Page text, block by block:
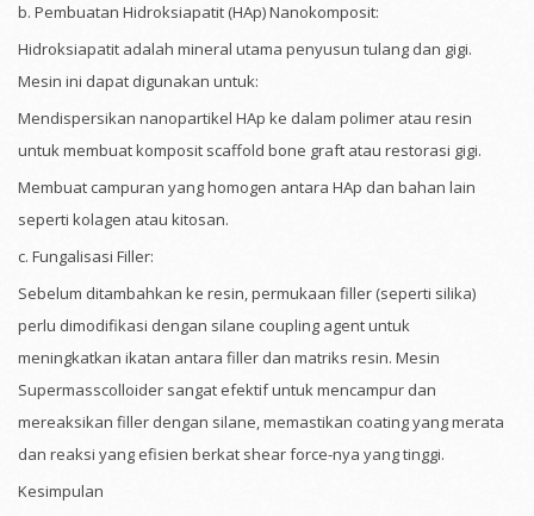
b. Pembuatan Hidroksiapatit (HAp) Nanokomposit:
Hidroksiapatit adalah mineral utama penyusun tulang dan gigi.
Mesin ini dapat digunakan untuk:
Mendispersikan nanopartikel HAp ke dalam polimer atau resin
untuk membuat komposit scaffold bone graft atau restorasi gigi.
Membuat campuran yang homogen antara HAp dan bahan lain
seperti kolagen atau kitosan.
c. Fungalisasi Filler:
Sebelum ditambahkan ke resin, permukaan filler (seperti silika)
perlu dimodifikasi dengan silane coupling agent untuk
meningkatkan ikatan antara filler dan matriks resin. Mesin
Supermasscolloider sangat efektif untuk mencampur dan
mereaksikan filler dengan silane, memastikan coating yang merata
dan reaksi yang efisien berkat shear force-nya yang tinggi.
Kesimpulan